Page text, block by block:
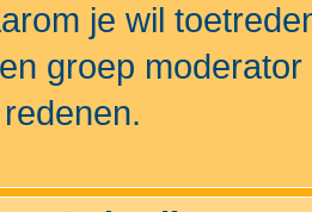
je wil
groep